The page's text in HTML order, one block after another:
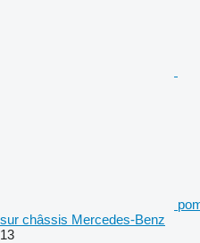
sur châssis Mercedes-Benz
13